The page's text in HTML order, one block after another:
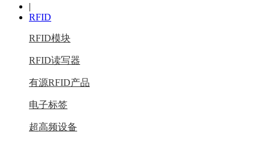
|
RFID
RFID模块
RFID读写器
有源RFID产品
电子标签
超高频设备